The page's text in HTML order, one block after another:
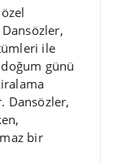
ile
günü
Dansözler,
bir